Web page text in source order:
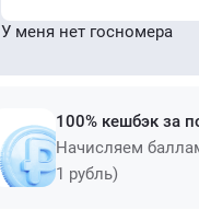
У меня нет госномера
100% кешбэк за
Начисляем
1 рубль)